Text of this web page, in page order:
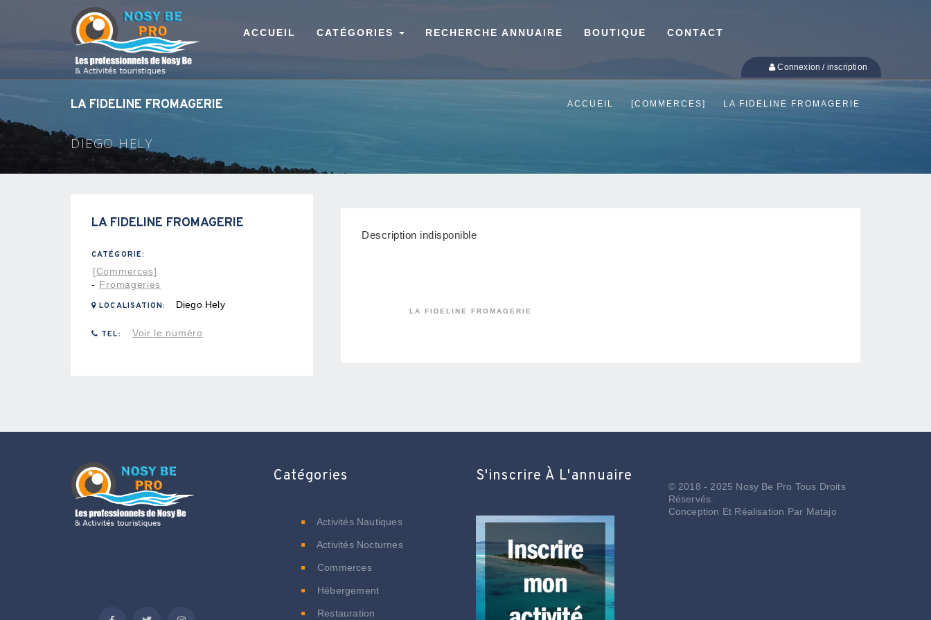
ACCUEIL CATÉGORIES RECHERCHE ANNUAIRE BOUTIQUE CONTACT
Connexion / inscription
LA FIDELINE FROMAGERIE
DIEGO HELY
ACCUEIL [COMMERCES] LA FIDELINE FROMAGERIE
LA FIDELINE FROMAGERIE
CATÉGORIE:
[Commerces]
- Fromageries
LOCALISATION: Diego Hely
TEL: Voir le numéro
Description indisponible
LA FIDELINE FROMAGERIE
Catégories
Activités Nautiques
Activités Nocturnes
Commerces
Hébergement
Restauration
S'inscrire À L'annuaire
© 2018 - 2025 Nosy Be Pro Tous Droits
Réservés.
Conception Et Réalisation Par Matajo